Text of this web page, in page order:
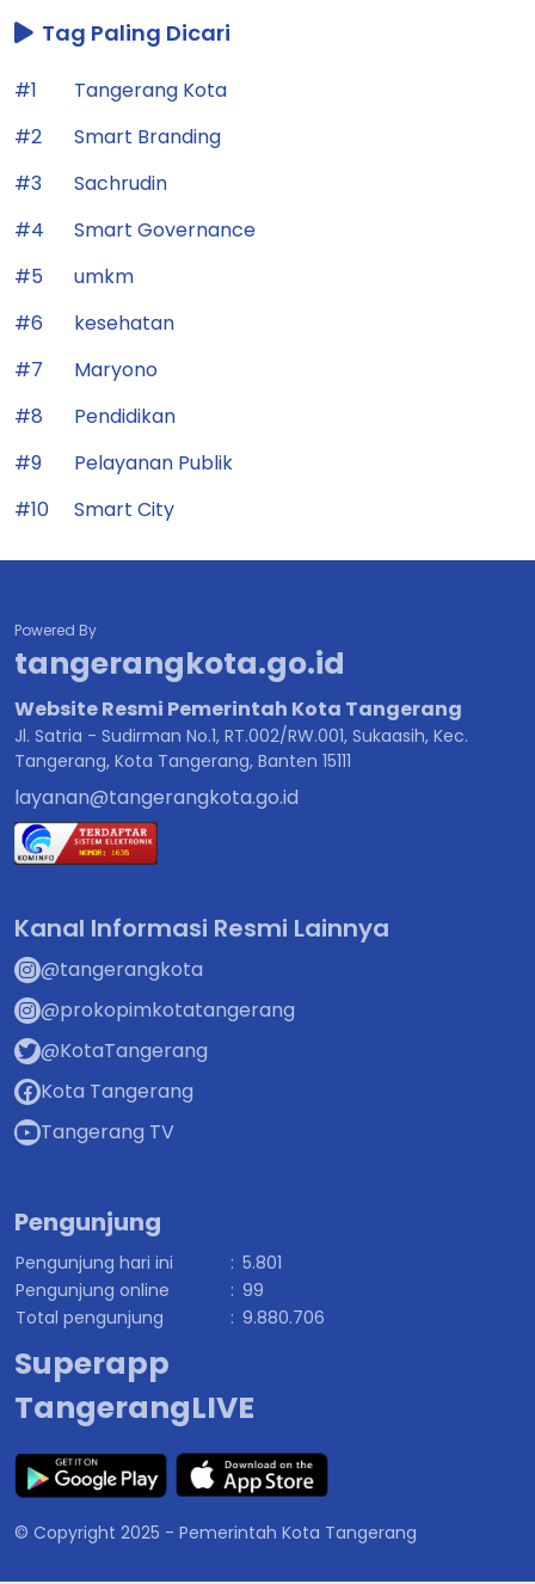
Tag Paling Dicari
#1
Tangerang Kota
#2
Smart Branding
#3
Sachrudin
#4
Smart Governance
#5
umkm
#6
kesehatan
#7
Maryono
#8
Pendidikan
#9
Pelayanan Publik
#10
Smart City
Powered By
tangerangkota.go.id
Website Resmi Pemerintah Kota Tangerang
Jl. Satria - Sudirman No.1, RT.002/RW.001, Sukaasih, Kec.
Tangerang, Kota Tangerang, Banten 15111
layanan@tangerangkota.go.id
Kanal Informasi Resmi Lainnya
@tangerangkota
@prokopimkotatangerang
@KotaTangerang
Kota Tangerang
Tangerang TV
Pengunjung
Pengunjung hari ini : 5.801
Pengunjung online
: 99
Total pengunjung
: 9.880.706
Superapp
TangerangLIVE
© Copyright 2025 - Pemerintah Kota Tangerang